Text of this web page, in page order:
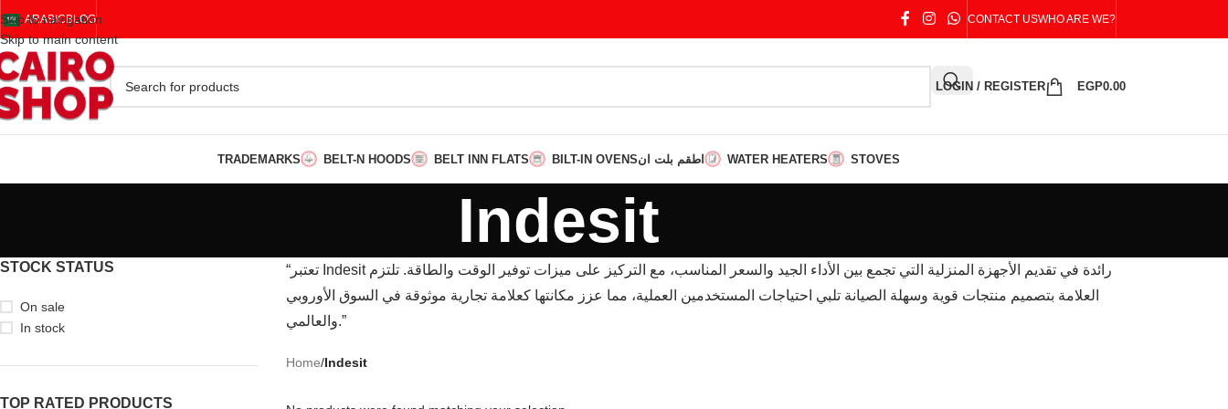
Skip to navigation
Skip to main content
ARABICBLOG CONTACT USWHO ARE WE?
LOGIN / REGISTER EGP0.00
TRADEMARKS BELT-N HOODS BELT INN FLATS BILT-IN OVENSاطقم بلت ان WATER HEATERS STOVES
Indesit
STOCK STATUS
On sale
In stock
TOP RATED PRODUCTS
“تعتبر Indesit رائدة في تقديم الأجهزة المنزلية التي تجمع بين الأداء الجيد والسعر المناسب، مع التركيز على ميزات توفير الوقت والطاقة. تلتزم
العلامة بتصميم منتجات قوية وسهلة الصيانة تلبي احتياجات المستخدمين العملية، مما عزز مكانتها كعلامة تجارية موثوقة في السوق الأوروبي
والعالمي.”
Home/Indesit